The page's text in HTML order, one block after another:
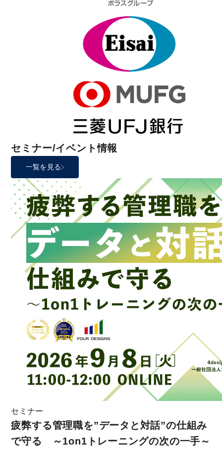
セミナー/イベント情報
一覧を見る
セミナー
疲弊する管理職を”データと対話”の仕組み
で守る ～1on1トレーニングの次の一手～